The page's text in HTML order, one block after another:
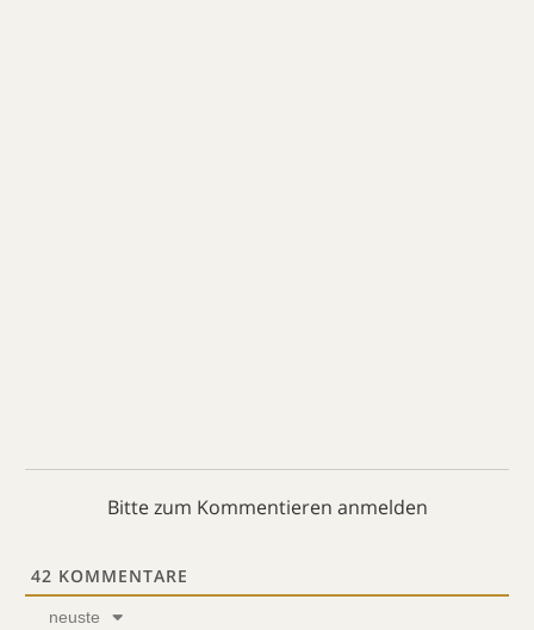
Bitte zum Kommentieren anmelden
42 KOMMENTARE
neuste